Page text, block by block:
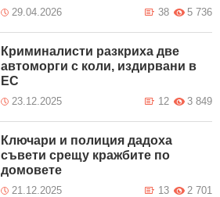
29.04.2026 5 736
38
Криминалисти разкриха две
автоморги с коли, издирвани в
ЕС
23.12.2025 3 849
12
Ключари и полиция дадоха
съвети срещу кражбите по
домовете
21.12.2025 2 701
13